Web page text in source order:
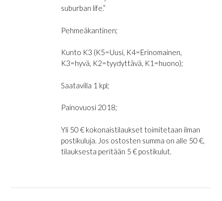
suburban life.”
Pehmeäkantinen;
Kunto K3 (K5=Uusi, K4=Erinomainen,
K3=hyvä, K2=tyydyttävä, K1=huono);
Saatavilla 1 kpl;
Painovuosi 2018;
Yli 50 € kokonaistilaukset toimitetaan ilman
postikuluja. Jos ostosten summa on alle 50 €,
tilauksesta peritään 5 € postikulut.